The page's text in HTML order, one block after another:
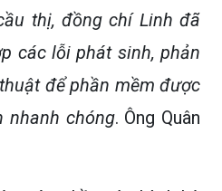
thị, đồng chí Linh đã
các lỗi phát sinh, phản
để phần mềm được
nhanh chóng. Ông Quân